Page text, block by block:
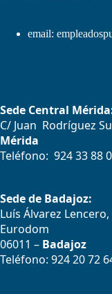
email:
Sede Central
C/ Juan Rodríguez
Mérida
Teléfono: 924 33 88
Sede de Badajoz:
Luís Álvarez
Eurodom
06011 – Badajoz
Teléfono: 924 20 72